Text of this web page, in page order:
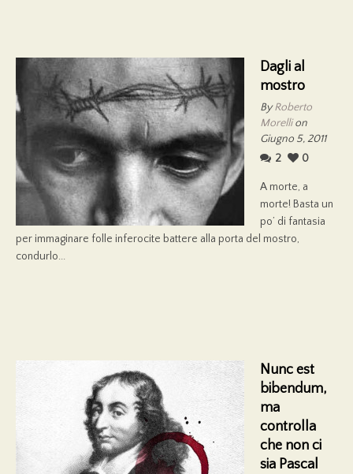
Dagli al
mostro
ByRoberto
Morellion
Giugno 5, 2011
2
0
A morte, a
morte! Basta un
po’ di fantasia
per immaginare folle inferocite battere alla porta del mostro,
condurlo...
Nunc est
bibendum,
ma
controlla
che non ci
sia Pascal